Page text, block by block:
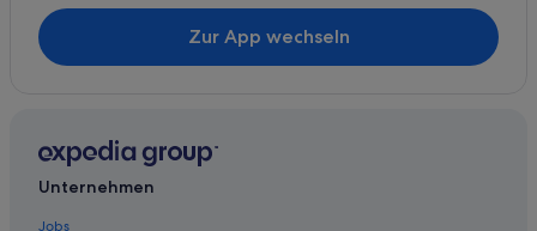
Hotels mit Wellnessbereich in Trient
4-Sterne-Hotels in Trient
Hotels mit Pool in Trient
Hotels mit Aussicht in Trient
Villazzano
Madruzzo
Povo
Zur App wechseln
Unternehmen
Jobs